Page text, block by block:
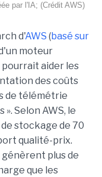
par l'IA; (Crédit AWS)
d'AWS (basé sur
moteur
pourrait aider les
des coûts
de télémétrie
Selon AWS, le
stockage de 70
qualité-prix.
plus de
que les